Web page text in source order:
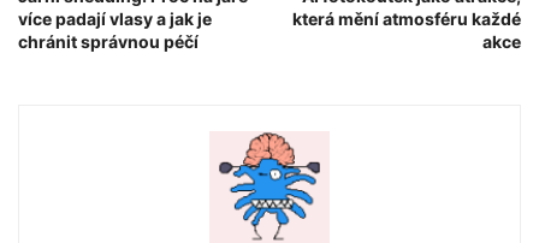
více padají vlasy a jak je
chránit správnou péčí
která mění atmosféru každé
akce